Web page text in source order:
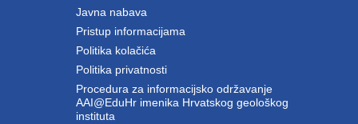
Javna nabava
Pristup informacijama
Politika kolačića
Politika privatnosti
Procedura za informacijsko održavanje
AAI@EduHr imenika Hrvatskog geološkog
instituta